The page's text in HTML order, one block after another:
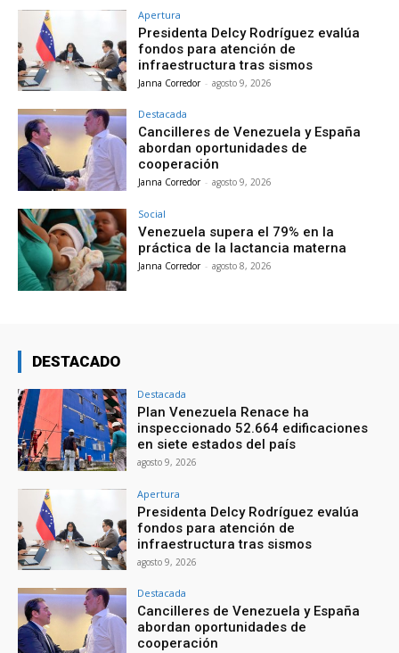
Apertura
Presidenta Delcy Rodríguez evalúa
fondos para atención de
infraestructura tras sismos
Janna Corredor - agosto 9, 2026
Destacada
Cancilleres de Venezuela y España
abordan oportunidades de
cooperación
Janna Corredor - agosto 9, 2026
Social
Venezuela supera el 79% en la
práctica de la lactancia materna
Janna Corredor - agosto 8, 2026
DESTACADO
Destacada
Plan Venezuela Renace ha
inspeccionado 52.664 edificaciones
en siete estados del país
agosto 9, 2026
Apertura
Presidenta Delcy Rodríguez evalúa
fondos para atención de
infraestructura tras sismos
agosto 9, 2026
Destacada
Cancilleres de Venezuela y España
abordan oportunidades de
cooperación